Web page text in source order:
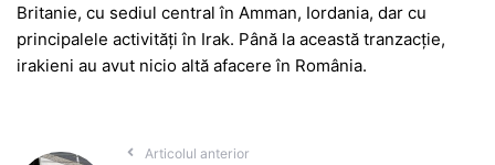
Britanie, cu sediul central în Amman, Iordania, dar cu
principalele activități în Irak. Până la această tranzacție,
irakieni au avut nicio altă afacere în România.
Articolul anterior